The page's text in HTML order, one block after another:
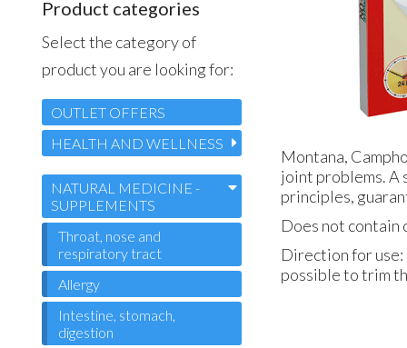
Montana,
joint problems. A
principles,
Does not contain
Direction for use:
possible to trim
Product categories
Select the category of
product you are looking for:
OUTLET OFFERS
HEALTH AND WELLNESS
NATURAL MEDICINE -
SUPPLEMENTS
Throat, nose and
respiratory tract
Allergy
Intestine, stomach,
digestion